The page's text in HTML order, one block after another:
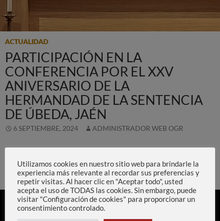
ACTUALIDAD
PARTICIPACIÓN EN LA
CONFERENCIA POR EL XXV
ANIVERSARIO DE LA
HERMANDAD DE LA SENTENCIA
DE ÚBEDA, JAÉN
6 SEPTIEMBRE, 2024 ADMINISTRADOR WEB OGR
Seguir leyendoParticipación en la conferencia por el XXV
→
Utilizamos cookies en nuestro sitio web para brindarle la
experiencia más relevante al recordar sus preferencias y
repetir visitas. Al hacer clic en "Aceptar todo", usted
acepta el uso de TODAS las cookies. Sin embargo, puede
visitar "Configuración de cookies" para proporcionar un
consentimiento controlado.